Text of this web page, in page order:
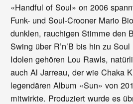
«Handful of Soul» on 2006
Funk- und Soul-Crooner Mario
dunklen, rauchigen Stimme den
Swing über R’n’B bis hin zu
Idolen gehören Lou Rawls,
auch Al Jarreau, der wie Chaka
legendären Album «Sun» von
mitwirkte. Produziert wurde es